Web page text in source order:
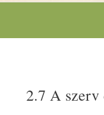
2.7 A szerv